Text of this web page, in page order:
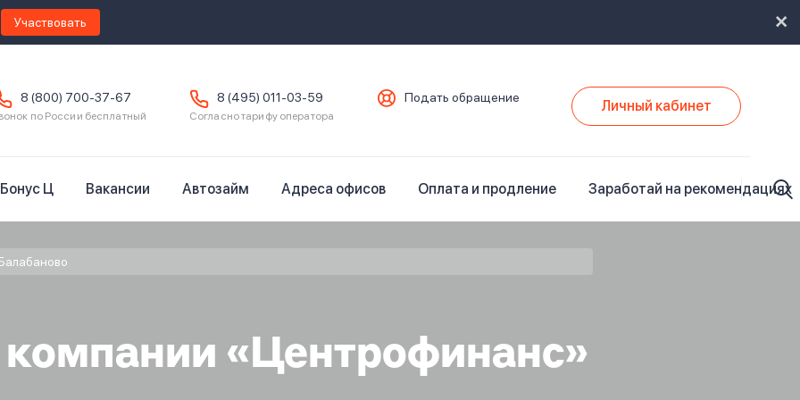
Участвовать
8 (800) 700-37-67
по России бесплатный
8 (495) 011-03-59
Согласно тарифу оператора
Подать обращение Личный кабинет
Бонус Ц Вакансии Автозайм Адреса офисов Оплата и продление Заработай на рекомендациях
компании «Центрофинанс»